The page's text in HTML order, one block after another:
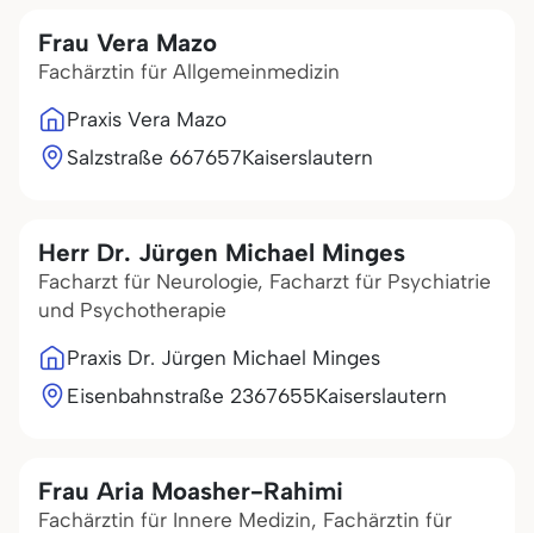
Frau Vera Mazo
Fachärztin für Allgemeinmedizin
Praxis Vera Mazo
Salzstraße 667657Kaiserslautern
Herr Dr. Jürgen Michael Minges
Facharzt für Neurologie, Facharzt für Psychiatrie
und Psychotherapie
Praxis Dr. Jürgen Michael Minges
Eisenbahnstraße 2367655Kaiserslautern
Frau Aria Moasher-Rahimi
Fachärztin für Innere Medizin, Fachärztin für